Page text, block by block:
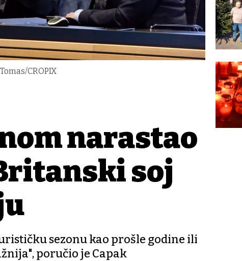
CROPIX
narastao
soj
sezonu kao prošle godine ili
poručio je Capak